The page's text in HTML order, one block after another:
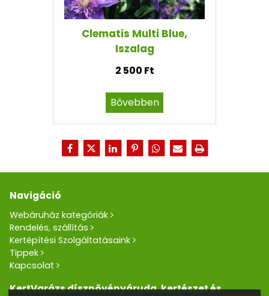
Clematis Multi Blue,
Iszalag
2 500 Ft
Bővebben
Navigáció
Webáruház kategóriák
Rendelés, szállítás
Kertépítési Szolgáltatásaink
Tippek
Kapcsolat
KertVarázs dísznövényáruda, kertészet és